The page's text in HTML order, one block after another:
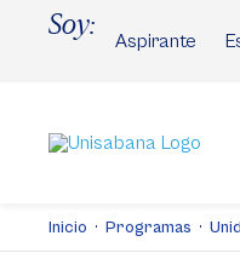
Soy:
Aspirante
Inicio Programas